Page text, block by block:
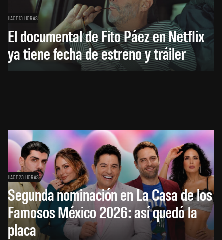
HACE 13 HORAS
El documental de Fito Páez en Netflix
ya tiene fecha de estreno y tráiler
HACE 23 HORAS
Segunda nominación en La Casa de los
Famosos México 2026: así quedó la
placa